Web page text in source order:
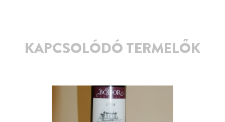
KAPCSOLÓDÓ TERMELŐK